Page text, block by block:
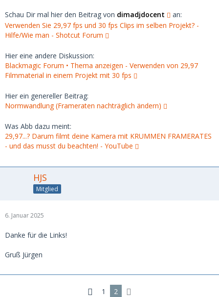
Schau Dir mal hier den Beitrag von dimadjdocent
an:
Verwenden Sie 29,97 fps und 30 fps Clips im selben Projekt? -
Hilfe/Wie man - Shotcut Forum
Hier eine andere Diskussion:
Blackmagic Forum • Thema anzeigen - Verwenden von 29,97
Filmmaterial in einem Projekt mit 30 fps
Hier ein genereller Beitrag:
Normwandlung (Frameraten nachträglich ändern)
Was Abb dazu meint:
29,97...? Darum filmt deine Kamera mit KRUMMEN FRAMERATES
- und das musst du beachten! - YouTube
HJS
Mitglied
6. Januar 2025
Danke für die Links!
Gruß Jürgen
1 2